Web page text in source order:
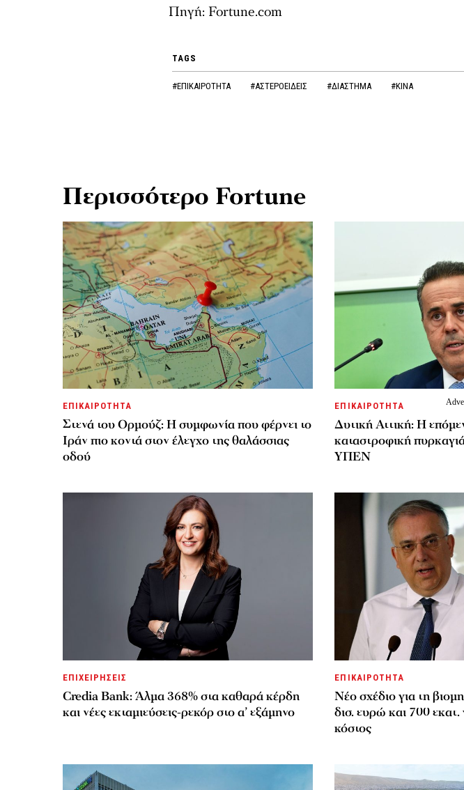
Πηγή: Fortune.com
TAGS
#ΕΠΙΚΑΙΡΟΤΗΤΑ #ΑΣΤΕΡΟΕΙΔΕΙΣ #ΔΙΑΣΤΗΜΑ #ΚΙΝΑ
Περισσότερο Fortune
ΕΠΙΚΑΙΡΟΤΗΤΑ
Στενά του Ορμούζ: Η συμφωνία που φέρνει το
Ιράν πιο κοντά στον έλεγχο της θαλάσσιας
οδού
ΕΠΙΚΑΙΡΟΤΗΤΑ
Δυτική Αττική: Η
καταστροφική
ΥΠΕΝ
ΕΠΙΧΕΙΡΗΣΕΙΣ
Credia Bank: Άλμα 368% στα καθαρά κέρδη
και νέες εκταμιεύσεις-ρεκόρ στο α’ εξάμηνο
ΕΠΙΚΑΙΡΟΤΗΤΑ
Νέο σχέδιο για τη
δισ. ευρώ και 700 εκατ.
κόστος